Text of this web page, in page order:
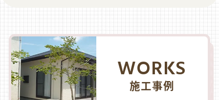
WORKS
施工事例